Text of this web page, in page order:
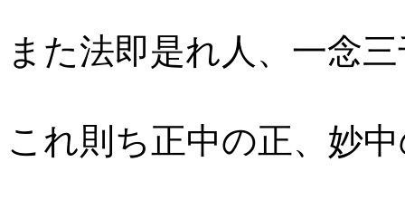
また法即是れ人、一念
これ則ち正中の正、妙